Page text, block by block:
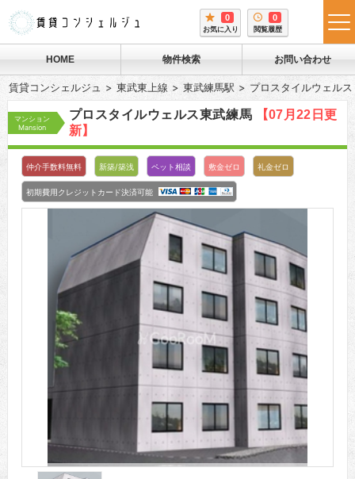
0
お気に入り
0
閲覧履歴
HOME 物件検索 お問い合わせ
賃貸コンシェルジュ 東武東上線 東武練馬駅 プロスタイルウェル
マンション
Mansion
プロスタイルウェルス東武練馬
【07月22日更
新】
仲介手数料無料 新築/築浅 ペット相談 敷金ゼロ 礼金ゼロ
初期費用クレジットカード決済可能